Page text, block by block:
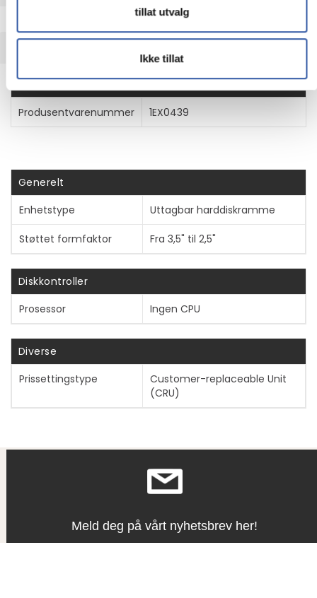
tillat utvalg
Ikke tillat
Egenskaper
Produsentvarenummer
1EX0439
Generelt
Enhetstype
Uttagbar harddiskramme
Støttet formfaktor Fra 3,5" til 2,5"
Diskkontroller
Prosessor
Ingen CPU
Diverse
Prissettingstype
Customer-replaceable Unit
(CRU)
Meld deg på vårt nyhetsbrev her!